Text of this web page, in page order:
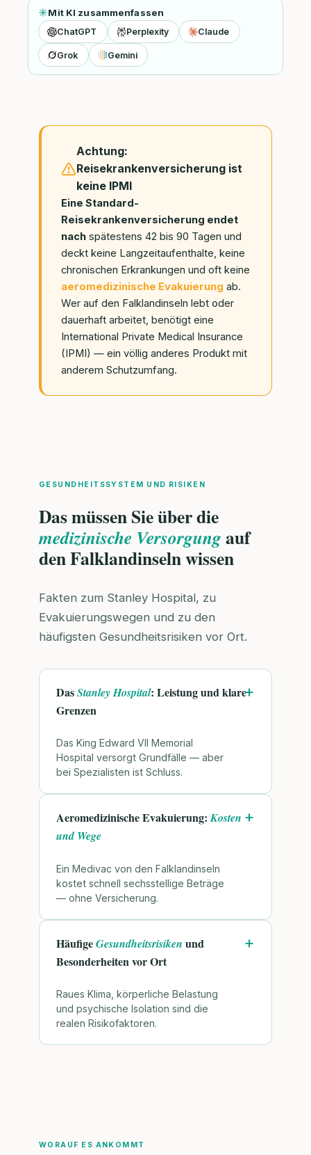
Mit KI zusammenfassen
ChatGPT Perplexity Claude
Grok Gemini
Achtung:
Reisekrankenversicherung ist
keine IPMI
Eine Standard-
Reisekrankenversicherung endet
nach spätestens 42 bis 90 Tagen und
deckt keine Langzeitaufenthalte, keine
chronischen Erkrankungen und oft keine
aeromedizinische Evakuierung ab.
Wer auf den Falklandinseln lebt oder
dauerhaft arbeitet, benötigt eine
International Private Medical Insurance
(IPMI) — ein völlig anderes Produkt mit
anderem Schutzumfang.
GESUNDHEITSSYSTEM UND RISIKEN
Das müssen Sie über die
medizinische Versorgungauf
den Falklandinseln wissen
Fakten zum Stanley Hospital, zu
Evakuierungswegen und zu den
häufigsten Gesundheitsrisiken vor Ort.
DasStanley Hospital: Leistung und klare
Grenzen
Das King Edward VII Memorial
Hospital versorgt Grundfälle — aber
bei Spezialisten ist Schluss.
Aeromedizinische Evakuierung:Kosten
und Wege
Ein Medivac von den Falklandinseln
kostet schnell sechsstellige Beträge
— ohne Versicherung.
HäufigeGesundheitsrisiken und
Besonderheiten vor Ort
Raues Klima, körperliche Belastung
und psychische Isolation sind die
realen Risikofaktoren.
WORAUF ES ANKOMMT